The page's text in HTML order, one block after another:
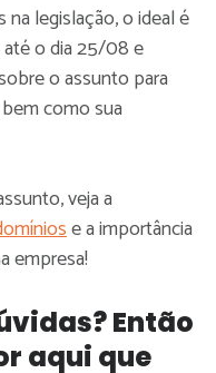
na legislação, o ideal é
até o dia 25/08 e
o assunto para
como sua
veja a
e a importância
empresa!
Então
aqui que